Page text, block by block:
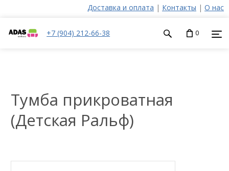
Доставка и оплата | Контакты | О нас
+7 (904) 212-66-38 0
Тумба прикроватная
(Детская Ральф)